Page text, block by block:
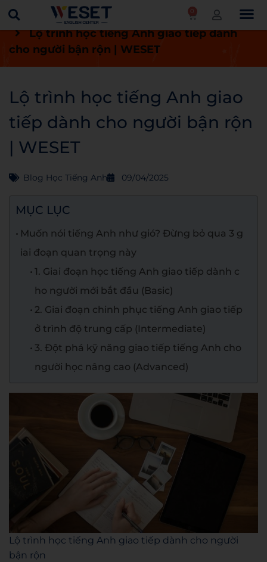
0
Trang chủ Blog
Blog học tiếng Anh
Lộ trình học tiếng Anh giao tiếp dành
cho người bận rộn | WESET
Lộ trình học tiếng Anh giao
tiếp dành cho người bận rộn
| WESET
Blog Học Tiếng Anh 09/04/2025
MỤC LỤC
Muốn nói tiếng Anh như gió? Đừng bỏ qua 3 g
iai đoạn quan trọng này
1. Giai đoạn học tiếng Anh giao tiếp dành c
ho người mới bắt đầu (Basic)
2. Giai đoạn chinh phục tiếng Anh giao tiếp
ở trình độ trung cấp (Intermediate)
3. Đột phá kỹ năng giao tiếp tiếng Anh cho
người học nâng cao (Advanced)
Lộ trình học tiếng Anh giao tiếp dành cho người
bận rộn